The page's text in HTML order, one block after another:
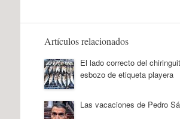
Artículos relacionados
El lado correcto del
esbozo de etiqueta playera
Las vacaciones de Pedro